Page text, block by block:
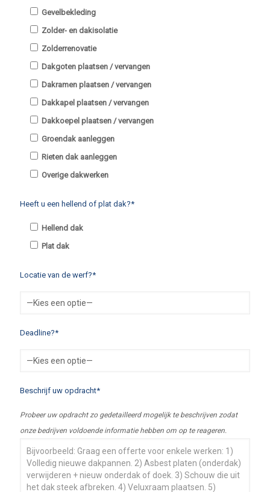
Gevelbekleding
Zolder- en dakisolatie
Zolderrenovatie
Dakgoten plaatsen / vervangen
Dakramen plaatsen / vervangen
Dakkapel plaatsen / vervangen
Dakkoepel plaatsen / vervangen
Groendak aanleggen
Rieten dak aanleggen
Overige dakwerken
Heeft u een hellend of plat dak?*
Hellend dak
Plat dak
Locatie van de werf?*
Deadline?*
Beschrijf uw opdracht*
Probeer uw opdracht zo gedetailleerd mogelijk te beschrijven zodat
onze bedrijven voldoende informatie hebben om op te reageren.